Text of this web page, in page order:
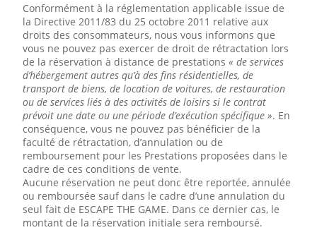
Conformément à la réglementation applicable issue de
la Directive 2011/83 du 25 octobre 2011 relative aux
droits des consommateurs, nous vous informons que
vous ne pouvez pas exercer de droit de rétractation lors
de la réservation à distance de prestations« de services
d’hébergement autres qu’à des fins résidentielles, de
transport de biens, de location de voitures, de restauration
ou de services liés à des activités de loisirs si le contrat
prévoit une date ou une période d’exécution spécifique ». En
conséquence, vous ne pouvez pas bénéficier de la
faculté de rétractation, d’annulation ou de
remboursement pour les Prestations proposées dans le
cadre de ces conditions de vente.
Aucune réservation ne peut donc être reportée, annulée
ou remboursée sauf dans le cadre d’une annulation du
seul fait de ESCAPE THE GAME. Dans ce dernier cas, le
montant de la réservation initiale sera remboursé.